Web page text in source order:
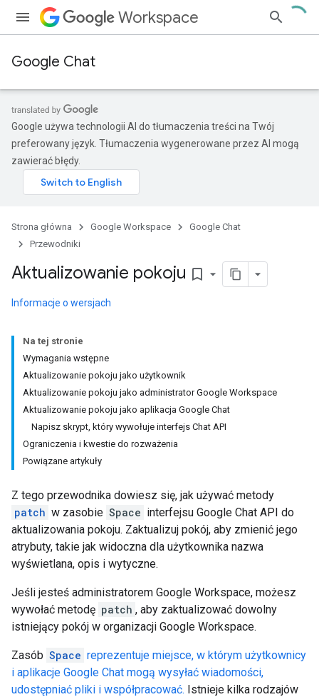
Workspace
Google Chat
Google używa technologii AI do tłumaczenia treści na Twój
preferowany język. Tłumaczenia wygenerowane przez AI mogą
zawierać błędy.
Strona główna Google Workspace
Google Chat
Przewodniki
Aktualizowanie pokoju bookmark_border
Informacje o wersjach
Na tej stronie
Wymagania wstępne
Aktualizowanie pokoju jako użytkownik
Aktualizowanie pokoju jako administrator Google Workspace
Aktualizowanie pokoju jako aplikacja Google Chat
Napisz skrypt, który wywołuje interfejs Chat API
Ograniczenia i kwestie do rozważenia
Powiązane artykuły
Z tego przewodnika dowiesz się, jak używać metody
patch w zasobie Space interfejsu Google Chat API do
aktualizowania pokoju. Zaktualizuj pokój, aby zmienić jego
atrybuty, takie jak widoczna dla użytkownika nazwa
wyświetlana, opis i wytyczne.
Jeśli jesteś administratorem Google Workspace, możesz
wywołać metodę patch , aby zaktualizować dowolny
istniejący pokój w organizacji Google Workspace.
Zasób Space reprezentuje miejsce, w którym użytkownicy
i aplikacje Google Chat mogą wysyłać wiadomości,
udostępniać pliki i współpracować. Istnieje kilka rodzajów